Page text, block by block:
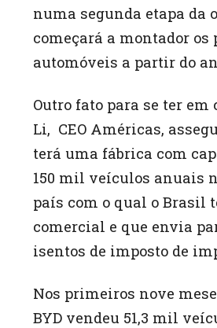
numa segunda etapa da
começará a montador os
automóveis a partir do
Outro fato para se ter em
Li, CEO Américas,
terá uma fábrica com
150 mil veículos anuais
país com o qual o Brasil
comercial e que envia
isentos de imposto de
Nos primeiros nove
BYD vendeu 51,3 mil